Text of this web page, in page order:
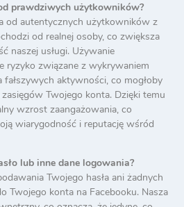
prawdziwych użytkowników?
od autentycznych użytkowników z
od realnej osoby, co zwiększa
naszej usługi. Używanie
ryzyko związane z wykrywaniem
fałszywych aktywności, co mogłoby
Twojego konta. Dzięki temu
wzrost zaangażowania, co
wiarygodność i reputację wśród
lub inne dane logowania?
Twojego hasła ani żadnych
Twojego konta na Facebooku. Nasza